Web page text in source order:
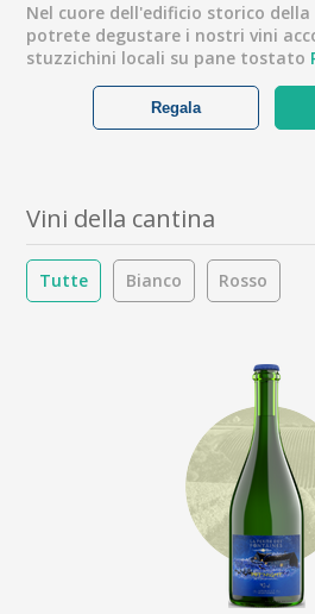
Nel cuore dell'edificio storico
potrete degustare i nostri vini
stuzzichini locali su pane tostato
Regala
Vini della cantina
Tutte Bianco Rosso